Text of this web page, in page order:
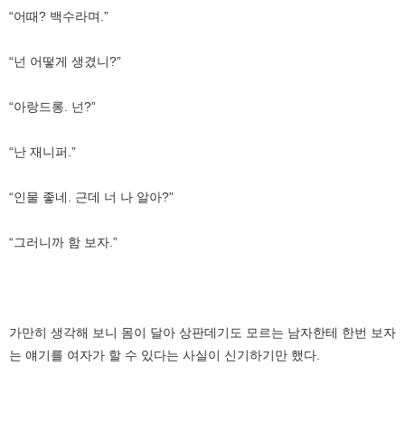
“어때? 백수라며.”
“넌 어떻게 생겼니?”
“아랑드롱. 넌?”
“난 재니퍼.”
“인물 좋네. 근데 너 나 알아?”
“그러니까 함 보자.”
가만히 생각해 보니 몸이 달아 상판데기도 모르는 남자한테 한번 보자
는 얘기를 여자가 할 수 있다는 사실이 신기하기만 했다.